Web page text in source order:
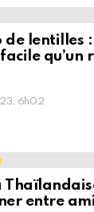
de lentilles
qu’un
6h02
entre